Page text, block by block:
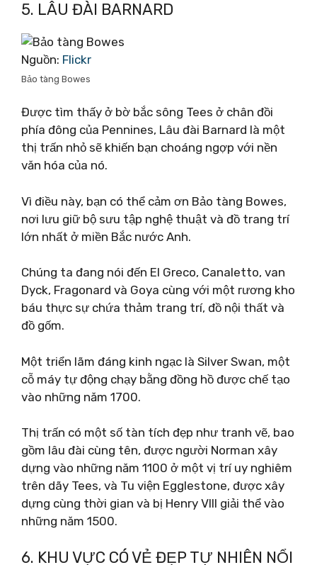
5. LÂU ĐÀI BARNARD
Nguồn: Flickr
Bảo tàng Bowes
Được tìm thấy ở bờ bắc sông Tees ở chân đồi
phía đông của Pennines, Lâu đài Barnard là một
thị trấn nhỏ sẽ khiến bạn choáng ngợp với nền
văn hóa của nó.
Vì điều này, bạn có thể cảm ơn Bảo tàng Bowes,
nơi lưu giữ bộ sưu tập nghệ thuật và đồ trang trí
lớn nhất ở miền Bắc nước Anh.
Chúng ta đang nói đến El Greco, Canaletto, van
Dyck, Fragonard và Goya cùng với một rương kho
báu thực sự chứa thảm trang trí, đồ nội thất và
đồ gốm.
Một triển lãm đáng kinh ngạc là Silver Swan, một
cỗ máy tự động chạy bằng đồng hồ được chế tạo
vào những năm 1700.
Thị trấn có một số tàn tích đẹp như tranh vẽ, bao
gồm lâu đài cùng tên, được người Norman xây
dựng vào những năm 1100 ở một vị trí uy nghiêm
trên dãy Tees, và Tu viện Egglestone, được xây
dựng cùng thời gian và bị Henry VIII giải thể vào
những năm 1500.
6. KHU VỰC CÓ VẺ ĐẸP TỰ NHIÊN NỔI